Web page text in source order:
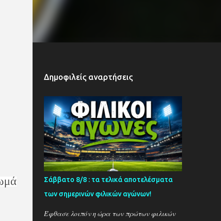
Δημοφιλείς αναρτήσεις
Σάββατο 8/8 : τα τελικά αποτελέσματα
των σημερινών φιλικών αγώνων!
Έφθασε λοιπόν η ώρα των πρώτων φιλικών